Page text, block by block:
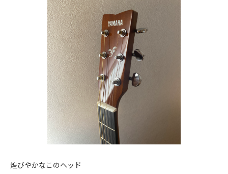
煌びやかなこのヘッド